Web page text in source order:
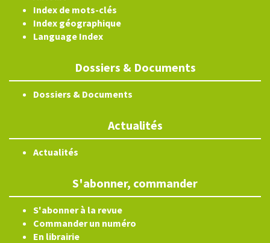
Index de mots-clés
Index géographique
Language Index
Dossiers & Documents
Dossiers & Documents
Actualités
Actualités
S'abonner, commander
S'abonner à la revue
Commander un numéro
En librairie